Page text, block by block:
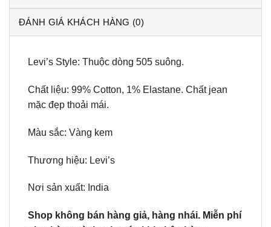
ĐÁNH GIÁ KHÁCH HÀNG (0)
Levi’s Style: Thuộc dòng 505 suông.
Chất liệu: 99% Cotton, 1% Elastane. Chất jean
mặc đẹp thoải mái.
Màu sắc: Vàng kem
Thương hiệu: Levi’s
Nơi sản xuất: India
Shop không bán hàng giả, hàng nhái. Miễn phí